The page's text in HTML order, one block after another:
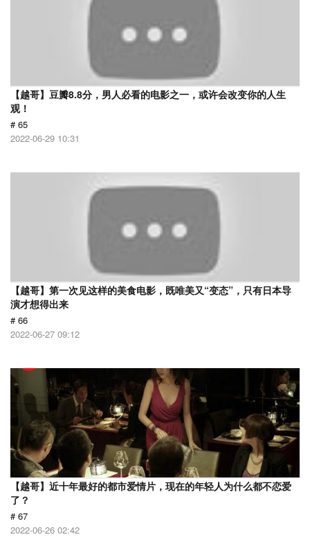
【越哥】豆瓣8.8分，男人必看的电影之一，或许会改变你的人生
观！
# 65
2022-06-29 10:31
【越哥】第一次见这样的美食电影，既唯美又“变态”，只有日本导
演才想得出来
# 66
2022-06-27 09:12
【越哥】近十年最好的都市爱情片，现在的年轻人为什么都不恋爱
了？
# 67
2022-06-26 02:42